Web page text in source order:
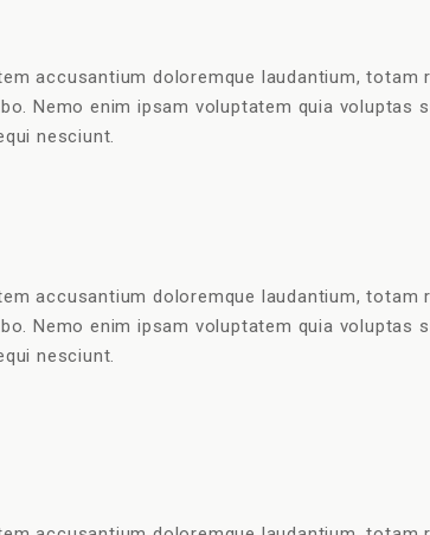
accusantium doloremque laudantium, totam
Nemo enim ipsam voluptatem quia voluptas
nesciunt.
accusantium doloremque laudantium, totam
Nemo enim ipsam voluptatem quia voluptas
nesciunt.